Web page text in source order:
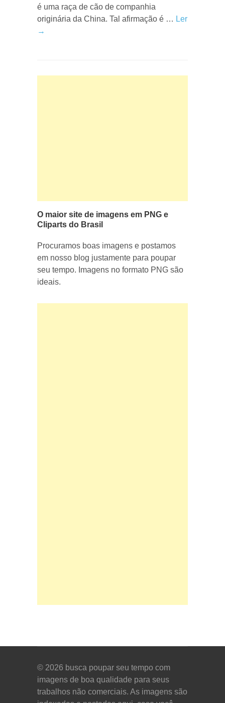
é uma raça de cão de companhia
originária da China. Tal afirmação é … Ler
→
O maior site de imagens em PNG e
Cliparts do Brasil
Procuramos boas imagens e postamos
em nosso blog justamente para poupar
seu tempo. Imagens no formato PNG são
ideais.
© 2026 busca poupar seu tempo com
imagens de boa qualidade para seus
trabalhos não comerciais. As imagens são